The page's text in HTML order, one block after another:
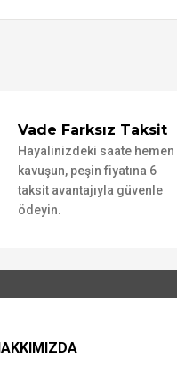
Vade Farksız Taksit
Hayalinizdeki saate hemen
kavuşun, peşin fiyatına 6
taksit avantajıyla güvenle
ödeyin.